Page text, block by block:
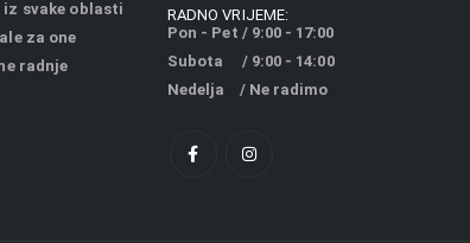
svake oblasti
za one
radnje
RADNO VRIJEME:
Pon - Pet / 9:00 - 17:00
Subota / 9:00 - 14:00
Nedelja / Ne radimo